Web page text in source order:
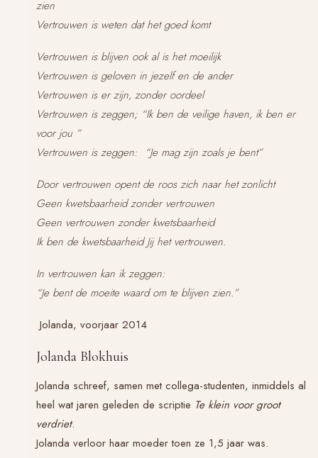
zien
Vertrouwen is weten dat het goed komt
Vertrouwen is blijven ook al is het moeilijk
Vertrouwen is geloven in jezelf en de ander
Vertrouwen is er zijn, zonder oordeel
Vertrouwen is zeggen; “Ik ben de veilige haven, ik ben er
voor jou ”
Vertrouwen is zeggen: “Je mag zijn zoals je bent”
Door vertrouwen opent de roos zich naar het zonlicht
Geen kwetsbaarheid zonder vertrouwen
Geen vertrouwen zonder kwetsbaarheid
Ik ben de kwetsbaarheid Jij het vertrouwen.
In vertrouwen kan ik zeggen:
“Je bent de moeite waard om te blijven zien.”
Jolanda, voorjaar 2014
Jolanda Blokhuis
Jolanda schreef, samen met collega-studenten, inmiddels al
heel wat jaren geleden de scriptie Te klein voor groot
verdriet.
Jolanda verloor haar moeder toen ze 1,5 jaar was.